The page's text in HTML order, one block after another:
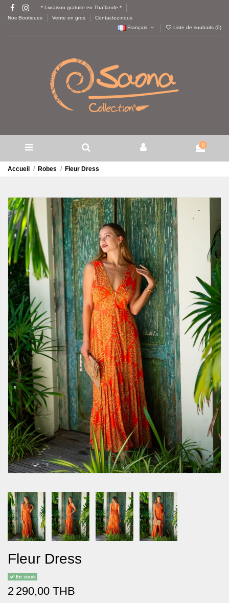
* Livraison gratuite en Thaïlande *
Nos Boutiques
Vente en gros
Contactez-nous
Français
Liste de souhaits (0)
0
Accueil Robes Fleur Dress
Fleur Dress
En stock
2 290,00 THB